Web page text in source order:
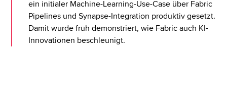
ein initialer Machine-Learning-Use-Case über Fabric
Pipelines und Synapse-Integration produktiv gesetzt.
Damit wurde früh demonstriert, wie Fabric auch KI-
Innovationen beschleunigt.